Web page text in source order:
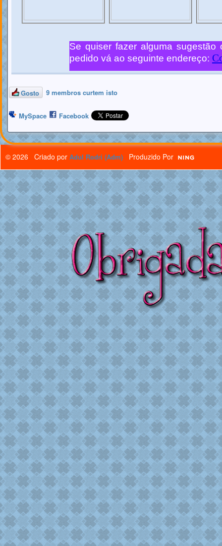
Gosto 9 membros curtem isto
MySpace Facebook
© 2026 Criado por Adul Rodri (Adm) Produzido Por